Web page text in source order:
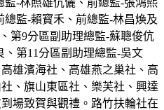
監-賴寳禾、前總監-林昌煥及
第9分區副助理總監-蘇聰俊伉
第11分區副助理總監-吳文
雄濱海社、高雄燕之巢社、高
、旗山東區社、樂芙社、興達
場致賀與觀禮。路竹扶輪社在